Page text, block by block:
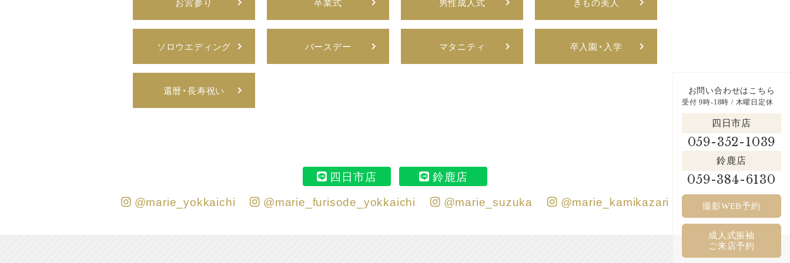
ソロウエディング バースデー マタニティ 卒入園・入学
還暦・長寿祝い お問い合わせはこちら
四日市店
059-352-1039
鈴鹿店
059-384-6130
受付 9時-18時 / 木曜日定休
撮影WEB予約
成人式振袖
ご来店予約
四日市店
鈴鹿店
@marie_yokkaichi
@marie_furisode_yokkaichi @marie_suzuka @marie_kamikazari